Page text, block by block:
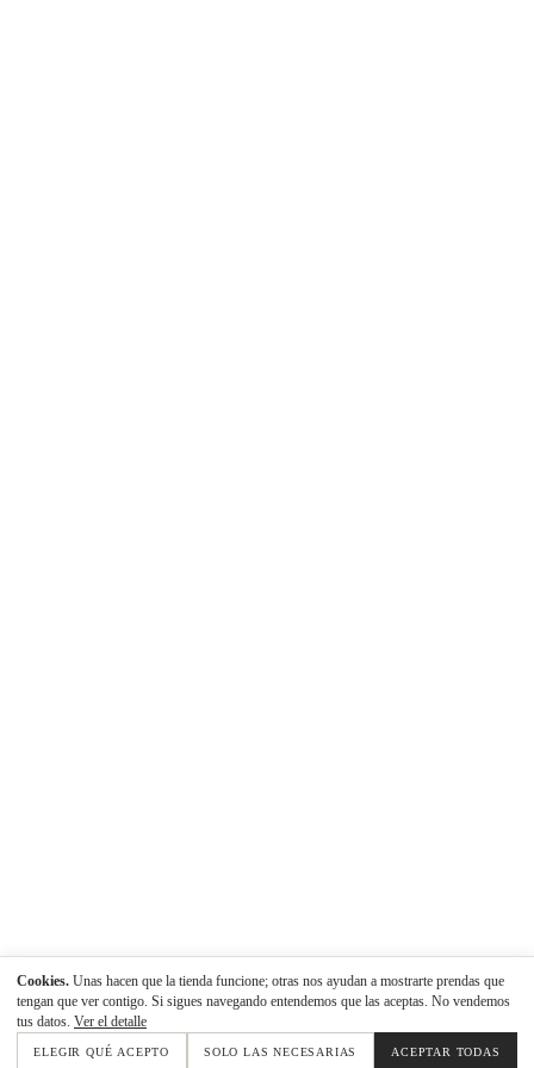
Cookies. Unas hacen que la tienda funcione; otras nos ayudan a mostrarte prendas que
tengan que ver contigo. Si sigues navegando entendemos que las aceptas. No vendemos
tus datos. Ver el detalle
ELEGIR QUÉ ACEPTO SOLO LAS NECESARIAS ACEPTAR TODAS